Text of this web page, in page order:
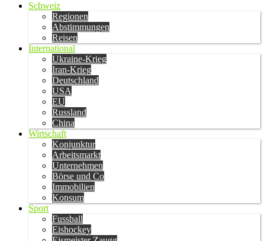
Schweiz
Regionen
Abstimmungen
Reisen
International
Ukraine-Krieg
Iran-Krieg
Deutschland
USA
EU
Russland
China
Wirtschaft
Konjunktur
Arbeitsmarkt
Unternehmen
Börse und Co
Immobilien
Konsum
Sport
Fussball
Eishockey